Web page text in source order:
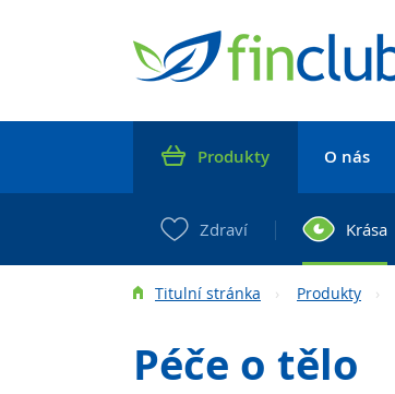
Produkty O nás
Zdraví Krása
Titulní stránka Produkty
Péče o tělo